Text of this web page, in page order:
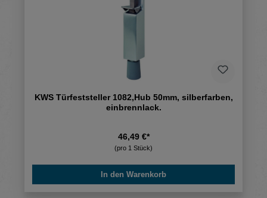
KWS Türfeststeller 1082,Hub 50mm, silberfarben,
einbrennlack.
46,49 €*
(pro 1 Stück)
In den Warenkorb